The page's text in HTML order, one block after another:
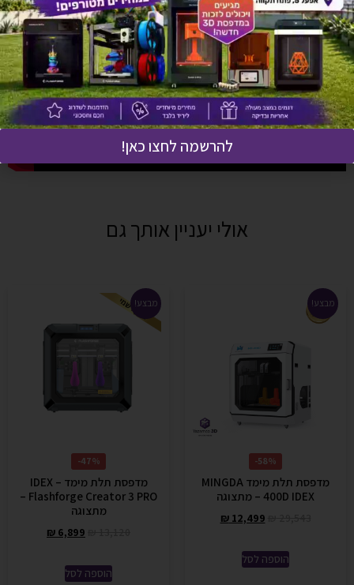
אולי יעניין אותך גם
מבצע!
58%-
מדפסת תלת מימד MINGDA
400D IDEX – מתצוגה
₪12,499
הוספה לסל
מבצע!
47%-
מדפסת תלת מימד IDEX –
Flashforge Creator 3 PRO –
מתצוגה
₪ 6,899
הוספה לסל
להרשמה לחצו כאן!